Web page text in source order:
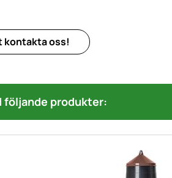
kontakta oss!
följande produkter: